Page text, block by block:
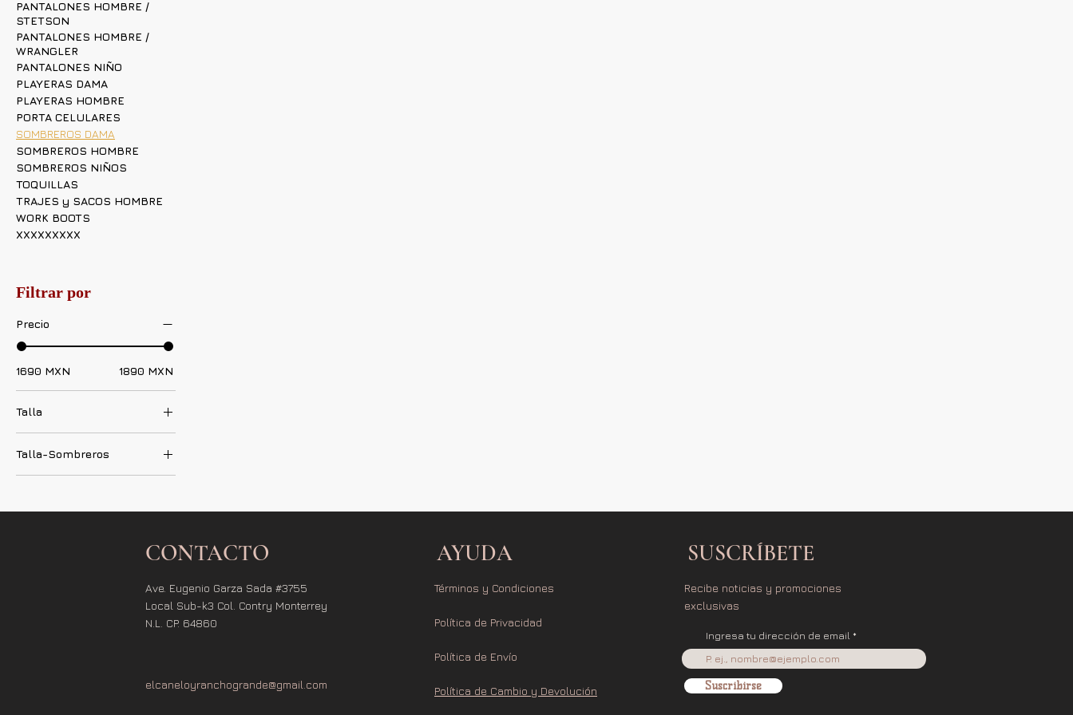
PANTALONES HOMBRE /
STETSON
PANTALONES HOMBRE /
WRANGLER
PANTALONES NIÑO
PLAYERAS DAMA
PLAYERAS HOMBRE
PORTA CELULARES
SOMBREROS DAMA
SOMBREROS HOMBRE
SOMBREROS NIÑOS
TOQUILLAS
TRAJES y SACOS HOMBRE
WORK BOOTS
XXXXXXXXX
Filtrar por
Precio
1690 MXN 1890 MXN
Talla
54
55
56
Talla-Sombreros
54
CONTACTO
Ave. Eugenio Garza Sada #3755
Local Sub-k3 Col. Contry Monterrey
N.L. CP. 64860
elcaneloyranchogrande@gmail.com
AYUDA
Términos y Condiciones
Política de Privacidad
Política de Envío
Política de Cambio y Devolución
SUSCRÍBETE
Recibe noticias y promociones
exclusivas
Ingresa tu dirección de email
Suscribirse